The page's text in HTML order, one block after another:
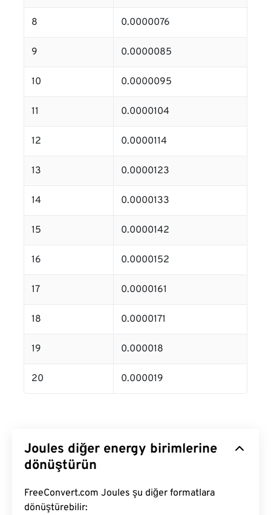
8 0.0000076
9 0.0000085
10 0.0000095
11 0.0000104
12 0.0000114
13 0.0000123
14 0.0000133
15 0.0000142
16 0.0000152
17 0.0000161
18 0.0000171
19 0.000018
20 0.000019
Joules diğer energy birimlerine
dönüştürün
FreeConvert.com Joules şu diğer formatlara
dönüştürebilir: